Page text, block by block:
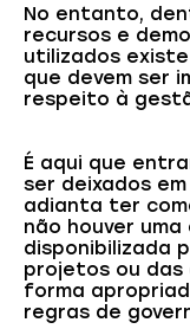
No entanto,
recursos e
utilizados
que devem ser
respeito à
É aqui que
ser deixados
adianta ter
não houver
disponibilizada
projetos ou das
forma
regras de